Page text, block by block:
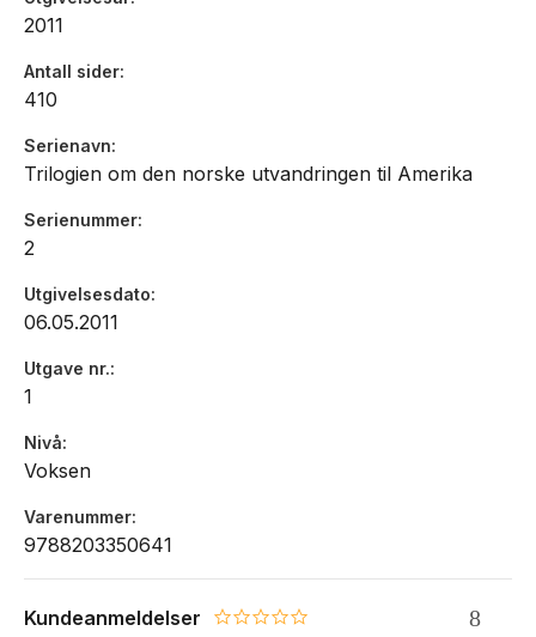
2011
Antall sider
410
Serienavn
Trilogien om den norske utvandringen til Amerika
Serienummer
2
Utgivelsesdato
06.05.2011
Utgave nr.
1
Nivå
Voksen
Varenummer
9788203350641
Kundeanmeldelser 0.0 star rating